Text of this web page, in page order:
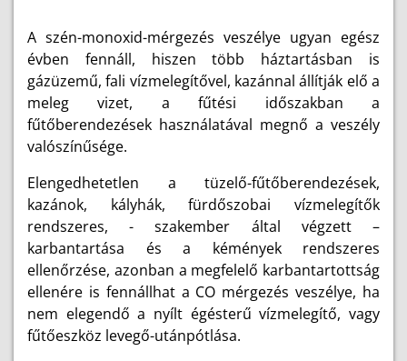
A szén-monoxid-mérgezés veszélye ugyan egész
évben fennáll, hiszen több háztartásban is
gázüzemű, fali vízmelegítővel, kazánnal állítják elő a
meleg vizet, a fűtési időszakban a
fűtőberendezések használatával megnő a veszély
valószínűsége.
Elengedhetetlen a tüzelő-fűtőberendezések,
kazánok, kályhák, fürdőszobai vízmelegítők
rendszeres, - szakember által végzett –
karbantartása és a kémények rendszeres
ellenőrzése, azonban a megfelelő karbantartottság
ellenére is fennállhat a CO mérgezés veszélye, ha
nem elegendő a nyílt égésterű vízmelegítő, vagy
fűtőeszköz levegő-utánpótlása.